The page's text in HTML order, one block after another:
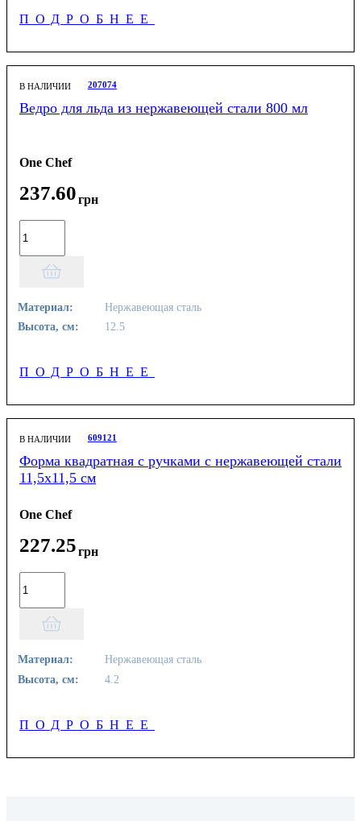
ПОДРОБНЕЕ
В НАЛИЧИИ 207074
Ведро для льда из нержавеющей стали 800 мл
One Chef
237.60грн
Материал:
Нержавеющая сталь
Высота, см:
12.5
ПОДРОБНЕЕ
В НАЛИЧИИ 609121
Форма квадратная с ручками с нержавеющей стали
11,5х11,5 см
One Chef
227.25грн
Материал:
Нержавеющая сталь
Высота, см:
4.2
ПОДРОБНЕЕ